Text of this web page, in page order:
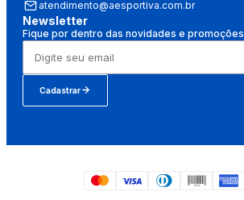
atendimento@aesportiva.com.br
Newsletter
Fique por dentro das novidades e promoções
Cadastrar